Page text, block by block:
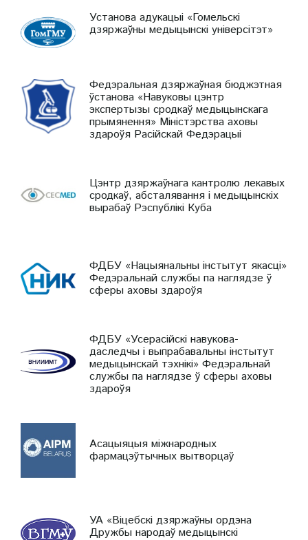
Установа адукацыі «Гомельскі
дзяржаўны медыцынскі універсітэт»
Федэральная дзяржаўная бюджэтная
ўстанова «Навуковы цэнтр
экспертызы сродкаў медыцынскага
прымянення» Міністэрства аховы
здароўя Расійскай Федэрацыі
Цэнтр дзяржаўнага кантролю лекавых
сродкаў, абсталявання і медыцынскіх
вырабаў Рэспублікі Куба
ФДБУ «Нацыянальны інстытут якасці»
Федэральнай службы па наглядзе ў
сферы аховы здароўя
ФДБУ «Усерасійскі навукова-
даследчы і выпрабавальны інстытут
медыцынскай тэхнікі» Федэральнай
службы па наглядзе ў сферы аховы
здароўя
Асацыяцыя міжнародных
фармацэўтычных вытворцаў
УА «Віцебскі дзяржаўны ордэна
Дружбы народаў медыцынскі